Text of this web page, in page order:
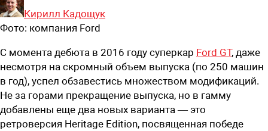
Кирилл Кадощук
Фото: компания Ford
С момента дебюта в 2016 году суперкар Ford GT, даже
несмотря на скромный объем выпуска (по 250 машин
в год), успел обзавестись множеством модификаций.
Не за горами прекращение выпуска, но в гамму
добавлены еще два новых варианта — это
ретроверсия Heritage Edition, посвященная победе